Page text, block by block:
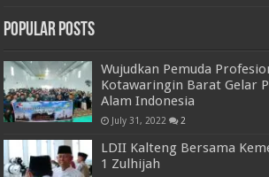
Popular Posts
Wujudkan Pemuda
Kotawaringin Barat Gelar
Alam Indonesia
July 31, 2022 2
LDII Kalteng Bersama
1 Zulhijah